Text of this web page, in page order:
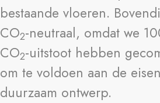
bestaande vloeren.
CO2-neutraal, omdat we
CO2-uitstoot hebben
om te voldoen aan de
duurzaam ontwerp.